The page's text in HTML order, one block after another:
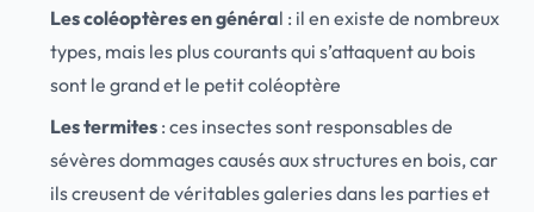
Les coléoptères en général : il en existe de nombreux
types, mais les plus courants qui s’attaquent au bois
sont le grand et le petit coléoptère
Les termites : ces insectes sont responsables de
sévères dommages causés aux structures en bois, car
ils creusent de véritables galeries dans les parties et